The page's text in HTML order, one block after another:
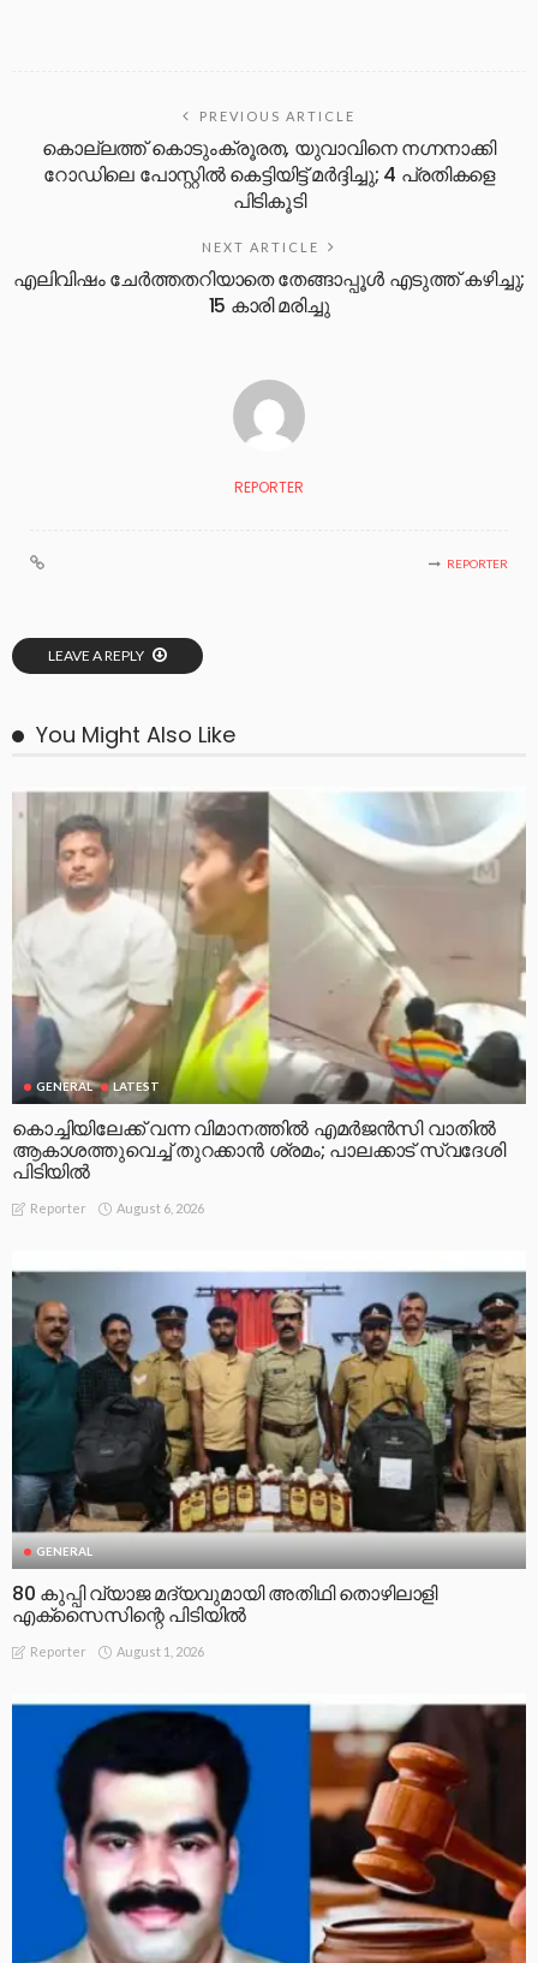
PREVIOUS ARTICLE
കൊല്ലത്ത് കൊടുംക്രൂരത, യുവാവിനെ നഗ്നനാക്കി
റോഡിലെ പോസ്റ്റിൽ കെട്ടിയിട്ട് മർദ്ദിച്ചു; 4 പ്രതികളെ
പിടികൂടി
NEXT ARTICLE
എലിവിഷം ചേര്‍ത്തതറിയാതെ തേങ്ങാപ്പൂള്‍ എടുത്ത് കഴിച്ചു;
15 കാരി മരിച്ചു
REPORTER
REPORTER
LEAVE A REPLY
You Might Also Like
GENERAL LATEST
കൊച്ചിയിലേക്ക് വന്ന വിമാനത്തിൽ എമർജൻസി വാതിൽ
ആകാശത്തുവെച്ച് തുറക്കാൻ ശ്രമം; പാലക്കാട് സ്വദേശി
പിടിയിൽ
Reporter August 6, 2026
GENERAL
80 കുപ്പി വ്യാജ മദ്യവുമായി അതിഥി തൊഴിലാളി
എക്സൈസിന്റെ പിടിയിൽ
Reporter August 1, 2026